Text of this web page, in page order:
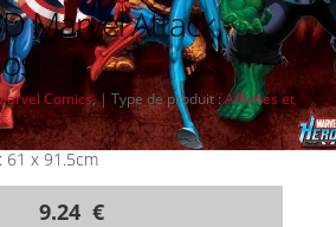
Marvel Attack -
Comics, | Type de produit :Affiches et
61 x 91.5cm
9.24 €